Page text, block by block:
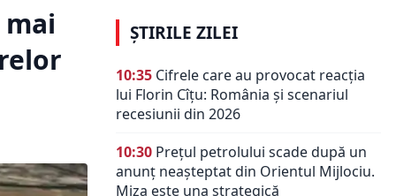
ȘTIRILE ZILEI
10:35 Cifrele care au provocat reacția
lui Florin Cîțu: România și scenariul
recesiunii din 2026
10:30 Prețul petrolului scade după un
anunț neașteptat din Orientul Mijlociu.
Miza este una strategică